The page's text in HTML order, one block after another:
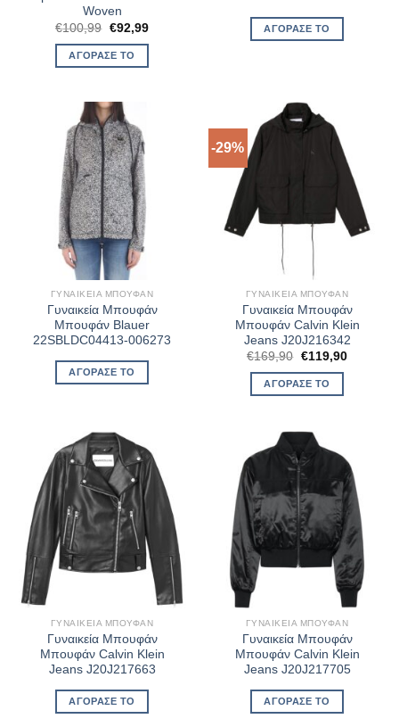
Woven
€100,99 Original
price
was:
€100,99.
€92,99Η
ΑΓΌΡΑΣΈ ΤΟ
ΑΓΌΡΑΣΈ ΤΟ
ΓΥΝΑΙΚΕΊΑ ΜΠΟΥΦΆΝ
Γυναικεία Μπουφάν
Μπουφάν Blauer
22SBLDC04413-006273
ΑΓΌΡΑΣΈ ΤΟ
-29%
ΓΥΝΑΙΚΕΊΑ ΜΠΟΥΦΆΝ
Γυναικεία Μπουφάν
Μπουφάν Calvin Klein
Jeans J20J216342
€169,90 Original
was:
€169,90.
€119,90Η
ΑΓΌΡΑΣΈ ΤΟ
ΓΥΝΑΙΚΕΊΑ ΜΠΟΥΦΆΝ
Γυναικεία Μπουφάν
Μπουφάν Calvin Klein
Jeans J20J217663
ΑΓΌΡΑΣΈ ΤΟ
ΓΥΝΑΙΚΕΊΑ ΜΠΟΥΦΆΝ
Γυναικεία Μπουφάν
Μπουφάν Calvin Klein
Jeans J20J217705
ΑΓΌΡΑΣΈ ΤΟ